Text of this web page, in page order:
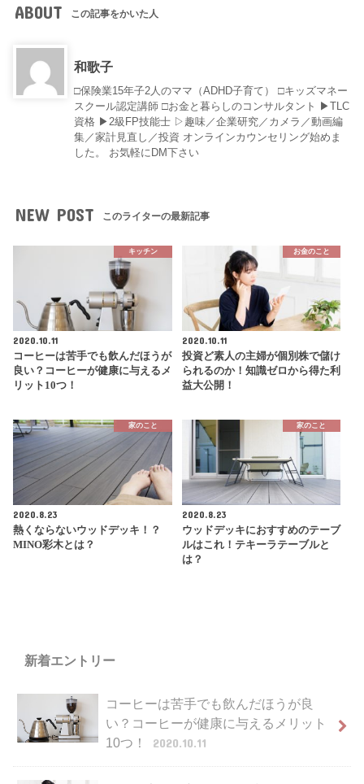
ABOUT この記事をかいた人
和歌子
□保険業15年子2人のママ（ADHD子育て） □キッズマネー
スクール認定講師 □お金と暮らしのコンサルタント ▶︎TLC
資格 ▶︎2級FP技能士 ▷趣味／企業研究／カメラ／動画編
集／家計見直し／投資 オンラインカウンセリング始めま
した。 お気軽にDM下さい
NEW POST このライターの最新記事
キッチン
2020.10.11
コーヒーは苦手でも飲んだほうが
良い？コーヒーが健康に与えるメ
リット10つ！
お金のこと
2020.10.11
投資ど素人の主婦が個別株で儲け
られるのか！知識ゼロから得た利
益大公開！
家のこと
2020.8.23
熱くならないウッドデッキ！？
MINO彩木とは？
家のこと
2020.8.23
ウッドデッキにおすすめのテーブ
ルはこれ！テキーラテーブルと
は？
新着エントリー
コーヒーは苦手でも飲んだほうが良
い？コーヒーが健康に与えるメリット
10つ！
2020.10.11